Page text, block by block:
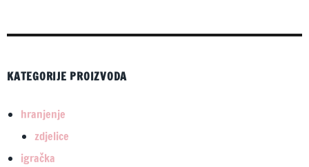
KATEGORIJE PROIZVODA
hranjenje
zdjelice
igračka